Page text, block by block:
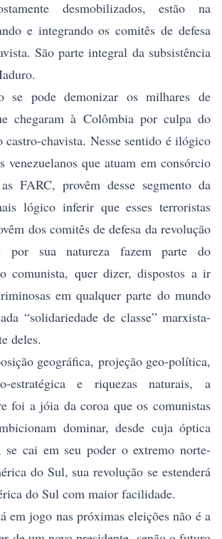
desmobilizados, estão na
e integrando os comitês de defesa
São parte integral da subsistência
demonizar os milhares de
chegaram à Colômbia por culpa do
castro-chavista. Nesse sentido é ilógico
venezuelanos que atuam em consórcio
FARC, provêm desse segmento da
lógico inferir que esses terroristas
dos comitês de defesa da revolução
por sua natureza fazem parte do
comunista, quer dizer, dispostos a ir
em qualquer parte do mundo
“solidariedade de classe” marxista-
deles.
geográfica, projeção geo-política,
estratégica e riquezas naturais, a
foi a jóia da coroa que os comunistas
dominar, desde cuja óptica
se cai em seu poder o extremo norte-
do Sul, sua revolução se estenderá
do Sul com maior facilidade.
jogo nas próximas eleições não é a